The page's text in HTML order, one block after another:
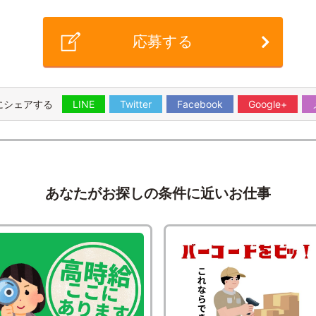
応募する
シェアする LINE Twitter Facebook Google+
あなたがお探しの条件に近いお仕事